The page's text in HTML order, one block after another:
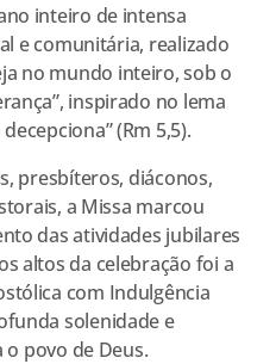
inteiro de intensa
e comunitária, realizado
no mundo inteiro, sob o
inspirado no lema
(Rm 5,5).
presbíteros, diáconos,
a Missa marcou
das atividades jubilares
altos da celebração foi a
com Indulgência
solenidade e
povo de Deus.